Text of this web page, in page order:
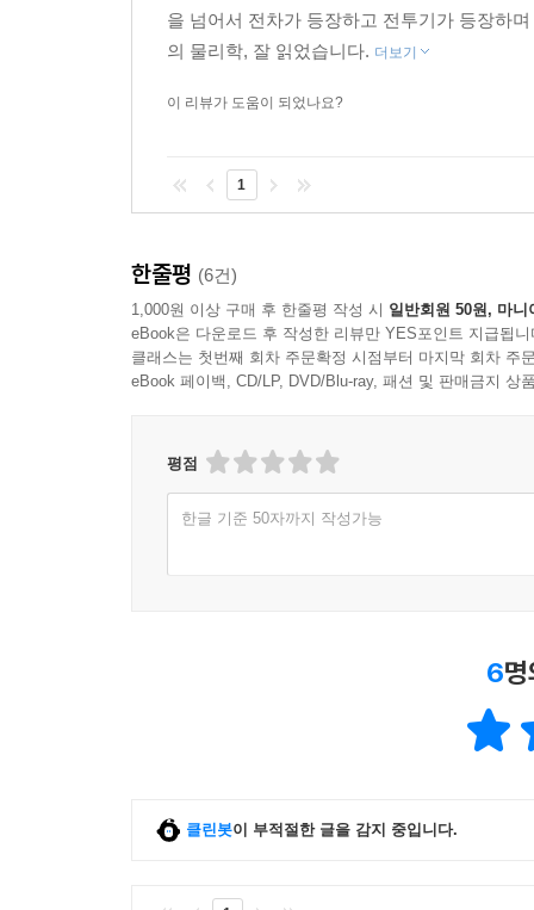
을 넘어서 전차가 등장하고 전투기가 등장하
의 물리학, 잘 읽었습니다. 더보기
이 리뷰가 도움이 되었나요?
1
한줄평 (6건)
1,000원 이상 구매 후 한줄평 작성 시 일반회원 50원, 마니
eBook은 다운로드 후 작성한 리뷰만 YES포인트 지급됩니
클래스는 첫번째 회차 주문확정 시점부터 마지막 회차 주
eBook 페이백, CD/LP, DVD/Blu-ray, 패션 및 판매금지 상
평점
한글 기준 50자까지 작성가능
6
클린봇이 부적절한 글을 감지 중입니다.